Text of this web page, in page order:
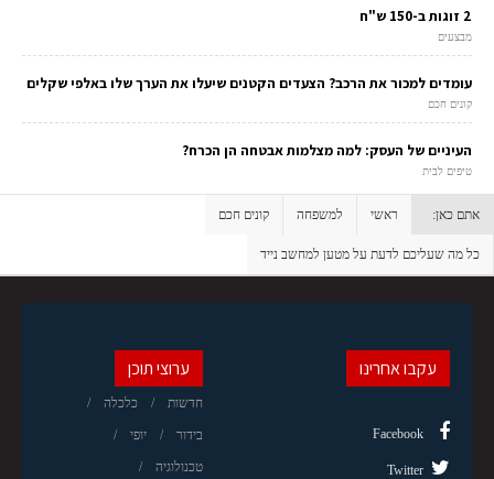
2 זוגות ב-150 ש"ח
מבצעים
עומדים למכור את הרכב? הצעדים הקטנים שיעלו את הערך שלו באלפי שקלים
קונים חכם
העיניים של העסק: למה מצלמות אבטחה הן הכרח?
טיפים לבית
אתם כאן: ראשי למשפחה קונים חכם
כל מה שעליכם לדעת על מטען למחשב נייד
ערוצי תוכן
חדשות כלכלה
בידור יופי
טכנולוגיה
עקבו אחרינו
Facebook
Twitter